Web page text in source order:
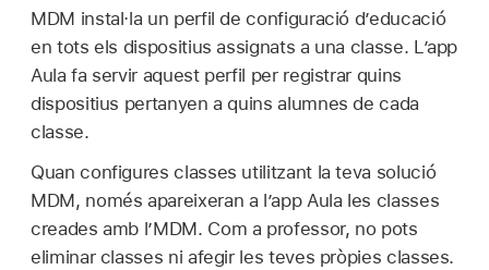
MDM instal·la un perfil de configuració d’educació
en tots els dispositius assignats a una classe. L’app
Aula fa servir aquest perfil per registrar quins
dispositius pertanyen a quins alumnes de cada
classe.
Quan configures classes utilitzant la teva solució
MDM, només apareixeran a l’app Aula les classes
creades amb l’MDM. Com a professor, no pots
eliminar classes ni afegir les teves pròpies classes.